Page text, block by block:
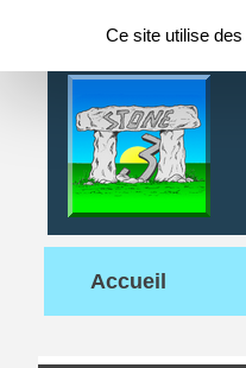
Accueil
Ce site utilise